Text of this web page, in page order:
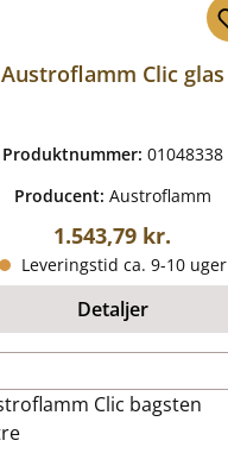
Austroflamm Clic glas
Produktnummer: 01048338
Producent: Austroflamm
Almindelig pris:
1.543,79 kr.
Leveringstid ca. 9-10 uger
Detaljer